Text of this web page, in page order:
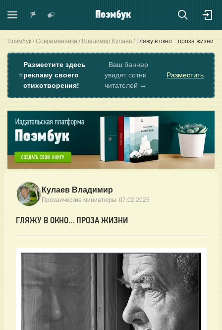
Поэмбук Современники Владимир Кулаев Гляжу в окно... проза жизни
⭐
Разместите здесь
рекламу своего
стихотворения!
Ваш баннер
увидят сотни
читателей →
Разместить
Кулаев Владимир
Прозаические миниатюры ·07.02.2025
ГЛЯЖУ В ОКНО... ПРОЗА ЖИЗНИ